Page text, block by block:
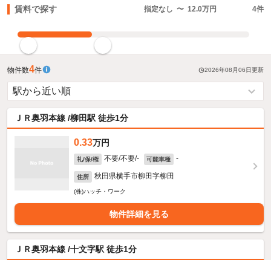
賃料で探す 指定なし 〜 12.0万円 4件
物件数4件 2026年08月06日更新
ＪＲ奥羽本線 /柳田駅 徒歩1分
0.33万円
礼/保/権 不要/不要/- 可能車種 -
住所 秋田県横手市柳田字柳田
(株)ハッチ・ワーク
物件詳細を見る
ＪＲ奥羽本線 /十文字駅 徒歩1分